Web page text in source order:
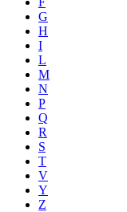
G
H
I
L
M
N
P
Q
R
S
T
V
Y
Z